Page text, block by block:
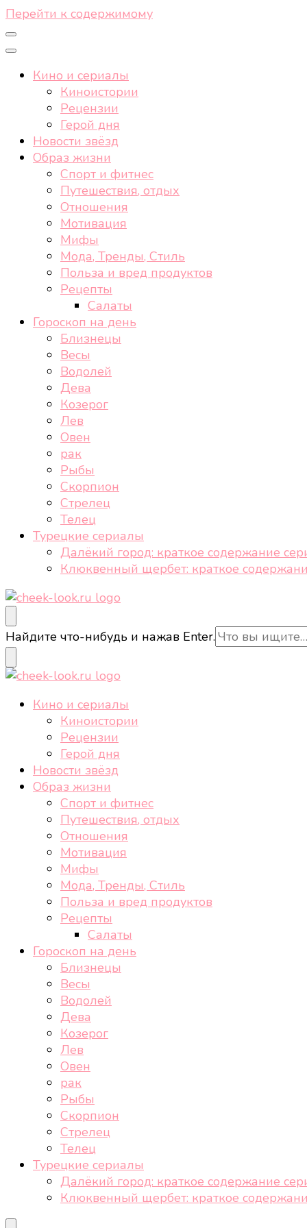
Перейти к содержимому
Кино и сериалы
Киноистории
Рецензии
Герой дня
Новости звёзд
Образ жизни
Спорт и фитнес
Путешествия, отдых
Отношения
Мотивация
Мифы
Мода, Тренды, Стиль
Польза и вред продуктов
Рецепты
Салаты
Гороскоп на день
Близнецы
Весы
Водолей
Дева
Козерог
Лев
Овен
рак
Рыбы
Скорпион
Стрелец
Телец
Турецкие сериалы
Далёкий город: краткое содержание
Клюквенный щербет: краткое
cheek-look.ru
Женский сайт о звездах и кино, а также трендах,
Ищите
что-
то?
Найдите что-нибудь и нажав Enter.
cheek-look.ru
Женский сайт о звездах и кино, а также трендах,
Кино и сериалы
Киноистории
Рецензии
Герой дня
Новости звёзд
Образ жизни
Спорт и фитнес
Путешествия, отдых
Отношения
Мотивация
Мифы
Мода, Тренды, Стиль
Польза и вред продуктов
Рецепты
Салаты
Гороскоп на день
Близнецы
Весы
Водолей
Дева
Козерог
Лев
Овен
рак
Рыбы
Скорпион
Стрелец
Телец
Турецкие сериалы
Далёкий город: краткое содержание
Клюквенный щербет: краткое